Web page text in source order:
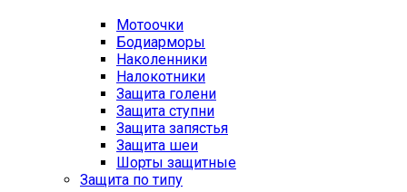
Мотоочки
Бодиарморы
Наколенники
Налокотники
Защита голени
Защита ступни
Защита запястья
Защита шеи
Шорты защитные
Защита по типу